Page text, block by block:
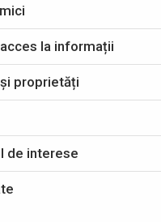
la informații
proprietăți
de interese